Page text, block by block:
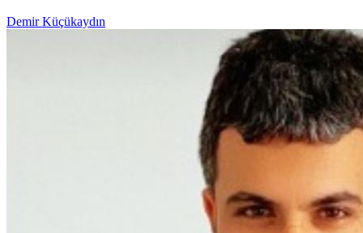
Demir Küçükaydın